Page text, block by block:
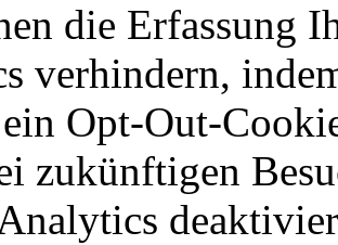
die Erfassung
verhindern,
Opt-Out-
zukünftigen